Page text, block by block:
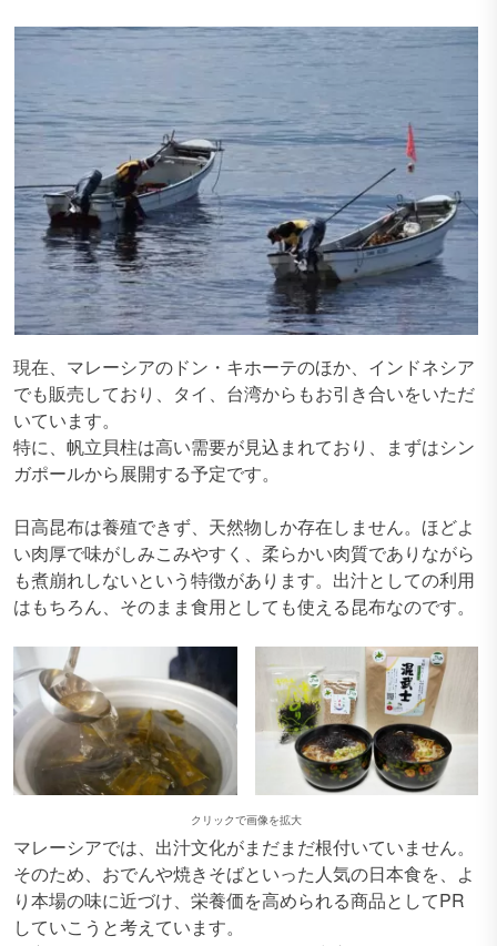
現在、マレーシアのドン・キホーテのほか、インドネシア
でも販売しており、タイ、台湾からもお引き合いをいただ
いています。
特に、帆立貝柱は高い需要が見込まれており、まずはシン
ガポールから展開する予定です。
日高昆布は養殖できず、天然物しか存在しません。ほどよ
い肉厚で味がしみこみやすく、柔らかい肉質でありながら
も煮崩れしないという特徴があります。出汁としての利用
はもちろん、そのまま食用としても使える昆布なのです。
クリックで画像を拡大
マレーシアでは、出汁文化がまだまだ根付いていません。
そのため、おでんや焼きそばといった人気の日本食を、よ
り本場の味に近づけ、栄養価を高められる商品としてPR
していこうと考えています。